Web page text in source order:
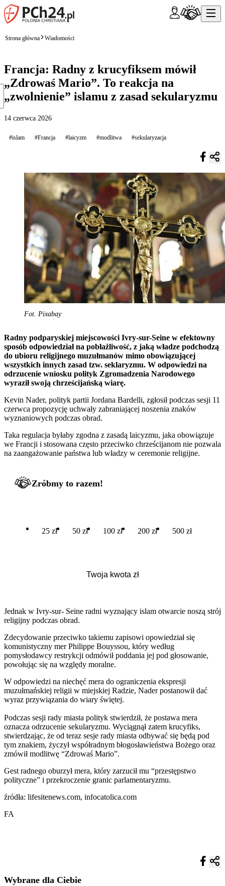
Strona główna Wiadomości
Francja: Radny z krucyfiksem mówił
„Zdrowaś Mario”. To reakcja na
„zwolnienie” islamu z zasad sekularyzmu
14 czerwca 2026
#islam #Francja #laicyzm #modlitwa #sekularyzacja
Fot. Pixabay
Radny podparyskiej miejscowości Ivry-sur-Seine w efektowny
sposób odpowiedział na pobłażliwość, z jaką władze podchodzą
do ubioru religijnego muzułmanów mimo obowiązującej
wszystkich innych zasad tzw. seklaryzmu. W odpowiedzi na
odrzucenie wniosku polityk Zgromadzenia Narodowego
wyraził swoją chrześcijańską wiarę.
Kevin Nader, polityk partii Jordana Bardelli, zgłosił podczas sesji 11
czerwca propozycję uchwały zabraniającej noszenia znaków
wyznaniowych podczas obrad.
Taka regulacja byłaby zgodna z zasadą laicyzmu, jaka obowiązuje
we Francji i stosowana często przeciwko chrześcijanom nie pozwala
na zaangażowanie państwa lub władzy w ceremonie religijne.
Zróbmy to razem!
25 zł 50 zł 100 zł 200 zł 500 zł
Jednak w Ivry-sur- Seine radni wyznający islam otwarcie noszą strój
religijny podczas obrad.
Zdecydowanie przeciwko takiemu zapisowi opowiedział się
komunistyczny mer Philippe Bouyssou, który według
pomysłodawcy restrykcji odmówił poddania jej pod głosowanie,
powołując się na względy moralne.
W odpowiedzi na niechęć mera do ograniczenia ekspresji
muzułmańskiej religii w miejskiej Radzie, Nader postanowił dać
wyraz przywiązania do wiary świętej.
Podczas sesji rady miasta polityk stwierdził, że postawa mera
oznacza odrzucenie sekularyzmu. Wyciągnął zatem krucyfiks,
stwierdzając, że od teraz sesje rady miasta odbywać się będą pod
tym znakiem, życzył współradnym błogosławieństwa Bożego oraz
zmówił modlitwę “Zdrowaś Mario”.
Gest radnego oburzył mera, który zarzucił mu “przestępstwo
polityczne” i przekroczenie granic parlamentaryzmu.
źródła: lifesitenews.com, infocatolica.com
FA
Wybrane dla Ciebie